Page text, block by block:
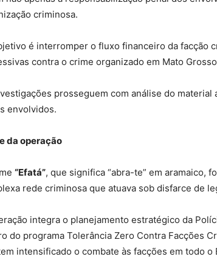
criminosa.
é interromper o fluxo financeiro da facção
contra o crime organizado em Mato
prosseguem com análise do material
envolvidos.
da operação
“Efatá”, que significa “abra-te” em aramaico,
rede criminosa que atuava sob disfarce de
integra o planejamento estratégico da
do programa Tolerância Zero Contra Facções
intensificado o combate às facções em todo o